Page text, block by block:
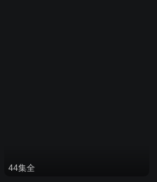
44集全